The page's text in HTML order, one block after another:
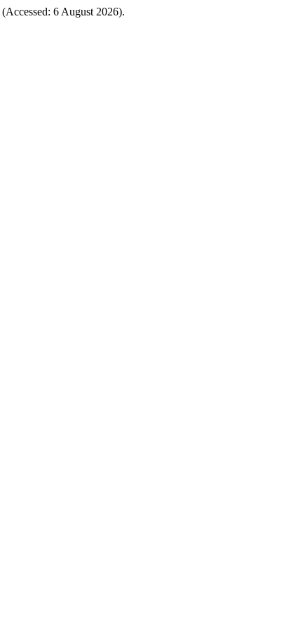
(Accessed: 6 August 2026).